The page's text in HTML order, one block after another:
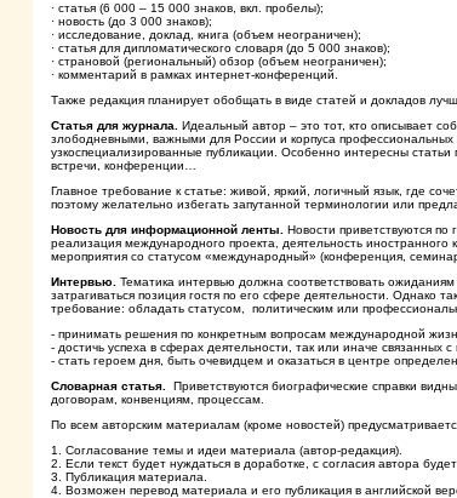
· статья (6 000 – 15 000 знаков, вкл. пробелы);
· новость (до 3 000 знаков);
· исследование, доклад, книга (объем неограничен);
· статья для дипломатического словаря (до 5 000 знаков);
· страновой (региональный) обзор (объем неограничен);
· комментарий в рамках интернет-конференций.
Также редакция планирует обобщать в виде статей и докладов
Статья для журнала.
Идеальный автор – это тот, кто описывает
злободневными, важными для России и корпуса
узкоспециализированные публикации. Особенно интересны
встречи, конференции…
Главное требование к статье: живой, яркий, логичный язык, где
поэтому желательно избегать запутанной терминологии или
Новость для информационной ленты.
Новости приветствуются
реализация международного проекта, деятельность
мероприятия со статусом «международный» (конференция,
Интервью. Тематика интервью должна соответствовать
затрагиваться позиция гостя по его сфере деятельности.
требование: обладать статусом, политическим или
- принимать решения по конкретным вопросам международной
- достичь успеха в сферах деятельности, так или иначе
- стать героем дня, быть очевидцем и оказаться в центре
Словарная статья.
Приветствуются биографические справки
договорам, конвенциям, процессам.
По всем авторским материалам (кроме новостей)
1. Согласование темы и идеи материала (автор-редакция).
2. Если текст будет нуждаться в доработке, с согласия автора
3. Публикация материала.
4. Возможен перевод материала и его публикация в английской